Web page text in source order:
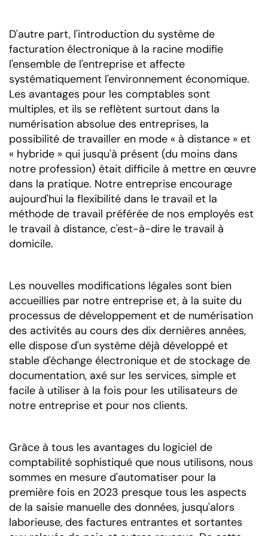
D'autre part, l'introduction du système de
facturation électronique à la racine modifie
l'ensemble de l'entreprise et affecte
systématiquement l'environnement économique.
Les avantages pour les comptables sont
multiples, et ils se reflètent surtout dans la
numérisation absolue des entreprises, la
possibilité de travailler en mode « à distance » et
« hybride » qui jusqu'à présent (du moins dans
notre profession) était difficile à mettre en œuvre
dans la pratique. Notre entreprise encourage
aujourd'hui la flexibilité dans le travail et la
méthode de travail préférée de nos employés est
le travail à distance, c'est-à-dire le travail à
domicile.
Les nouvelles modifications légales sont bien
accueillies par notre entreprise et, à la suite du
processus de développement et de numérisation
des activités au cours des dix dernières années,
elle dispose d'un système déjà développé et
stable d'échange électronique et de stockage de
documentation, axé sur les services, simple et
facile à utiliser à la fois pour les utilisateurs de
notre entreprise et pour nos clients.
Grâce à tous les avantages du logiciel de
comptabilité sophistiqué que nous utilisons, nous
sommes en mesure d'automatiser pour la
première fois en 2023 presque tous les aspects
de la saisie manuelle des données, jusqu'alors
laborieuse, des factures entrantes et sortantes